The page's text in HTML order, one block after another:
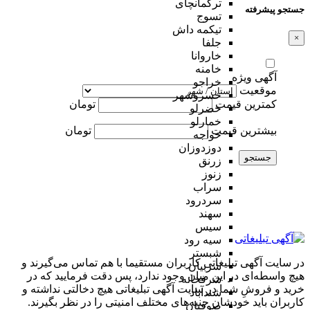
ترکمانچای
تسوج
تیکمه داش
جلفا
خاروانا
خامنه
خراجو
خسروشهر
خضرلو
خمارلو
خواجه
دوزدوزان
زرنق
زنوز
سراب
سردرود
سهند
سیس
سیه رود
شبستر
شربیان
شرفخانه
شندآباد
صوفیان
جستجو پیشرفته
×
آگهی ویژه
موقعیت
کمترین قیمت
تومان
بیشترین قیمت تومان
جستجو
در سایت آگهی تبلیغاتی کاربران مستقیما با هم تماس می‌گیرند و
هیچ واسطه‌ای در این میان وجود ندارد، پس دقت فرمایید که در
خرید و فروشِ شما در سایت آگهی تبلیغاتی هیچ دخالتی نداشته و
کاربران باید خودشان جنبه‌های مختلف امنیتی را در نظر بگیرند.